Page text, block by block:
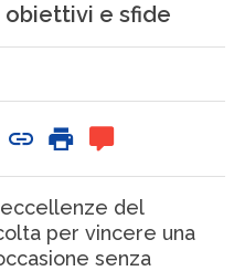
obiettivi e sfide
del
per vincere una
senza